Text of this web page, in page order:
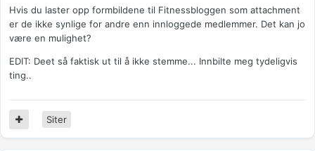
Hvis du laster opp formbildene til Fitnessbloggen som attachment
er de ikke synlige for andre enn innloggede medlemmer. Det kan jo
være en mulighet?
EDIT: Deet så faktisk ut til å ikke stemme... Innbilte meg tydeligvis
ting..
Siter